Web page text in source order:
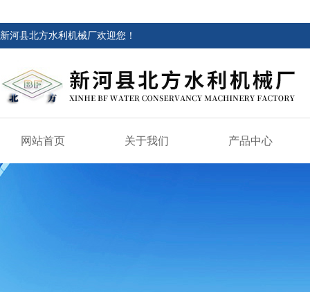
新河县北方水利机械厂欢迎您！
网站首页 关于我们 产品中心